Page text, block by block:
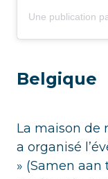
Belgique
La maison de
a organisé
» (Samen